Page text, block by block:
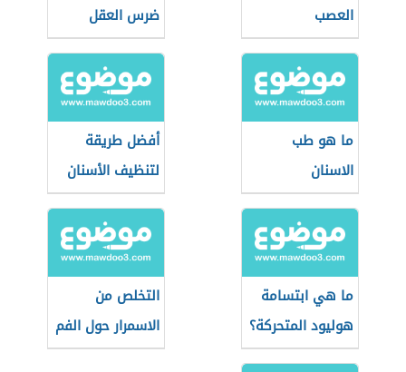
العصب
ضرس العقل
ما هو طب
الاسنان
أفضل طريقة
لتنظيف الأسنان
ما هي ابتسامة
هوليود المتحركة؟
التخلص من
الاسمرار حول الفم